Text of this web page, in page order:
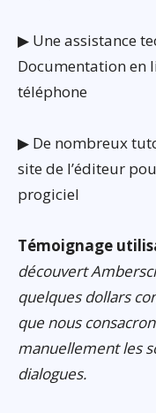
▶ Une assistance
Documentation en
téléphone
▶ De nombreux
site de l’éditeur
progiciel
Témoignage
découvert
quelques dollars
que nous
manuellement les
dialogues.